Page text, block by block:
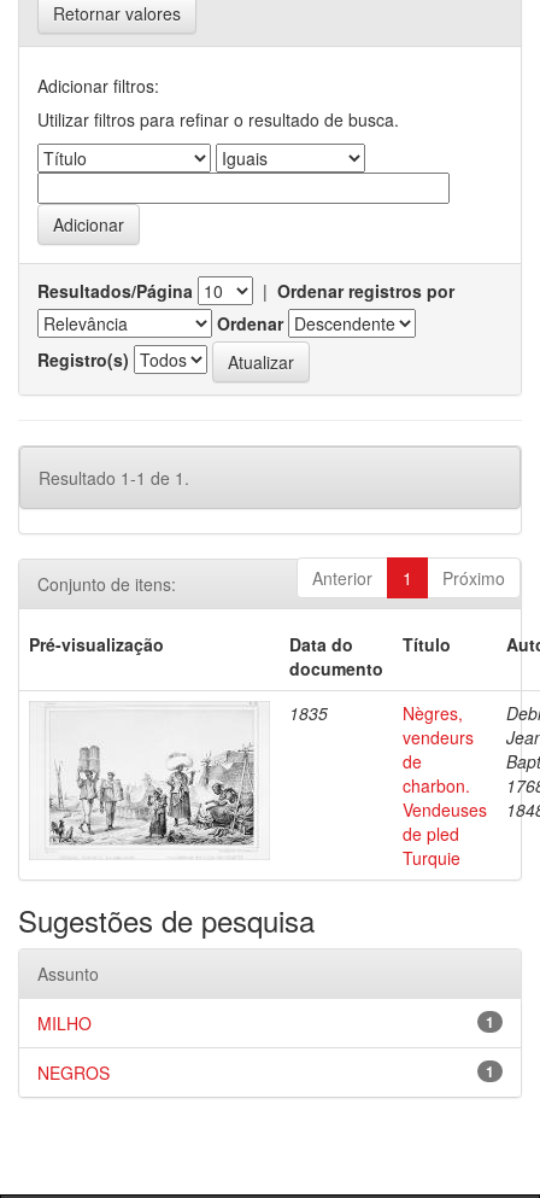
Retornar valores
Adicionar filtros:
Utilizar filtros para refinar o resultado de busca.
Resultados/Página | Ordenar registros por
Ordenar
Registro(s)
Resultado 1-1 de 1.
Anterior 1 Próximo
Conjunto de itens:
Pré-visualização
Data do
documento
Título
1835
Nègres,
vendeurs
de
charbon.
Vendeuses
de pled
Turquie
Sugestões de pesquisa
Assunto
1
MILHO
1
NEGROS